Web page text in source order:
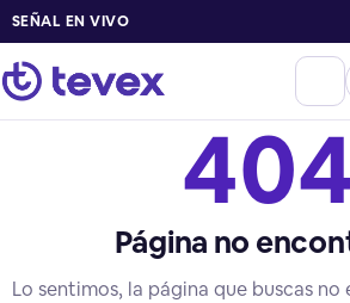
SEÑAL EN VIVO
404
Página no
Lo sentimos, la página que buscas